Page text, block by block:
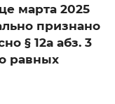
марта 2025
признано
§ 12a абз. 3
равных